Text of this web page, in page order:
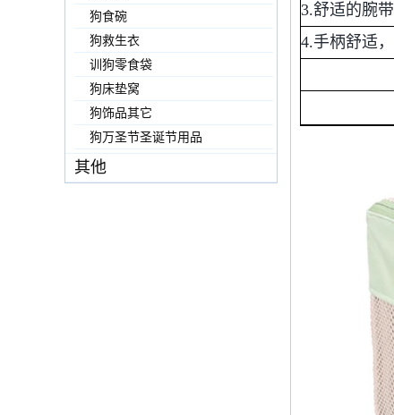
狗食碗
狗救生衣
训狗零食袋
狗床垫窝
狗饰品其它
狗万圣节圣诞节用品
其他
3.舒适的腕
4.手柄舒适